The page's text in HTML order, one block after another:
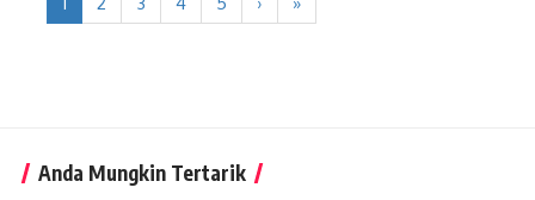
Anda Mungkin Tertarik